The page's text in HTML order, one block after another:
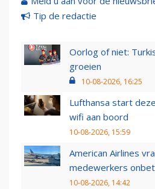
Tip de redactie
Oorlog of niet:
groeien
10-08-2026, 16:25
Lufthansa start
wifi aan boord
10-08-2026, 15:59
American Airlines
medewerkers
10-08-2026, 14:42